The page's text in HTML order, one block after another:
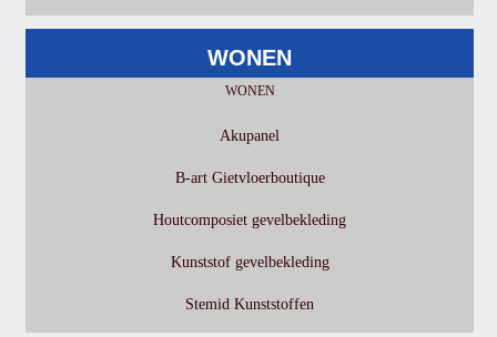
WONEN
WONEN
Akupanel
B-art Gietvloerboutique
Houtcomposiet gevelbekleding
Kunststof gevelbekleding
Stemid Kunststoffen